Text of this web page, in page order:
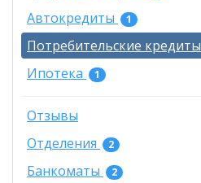
Автокредиты 1
Потребительские кредиты
Ипотека 1
Отзывы
Отделения
2
Банкоматы 2